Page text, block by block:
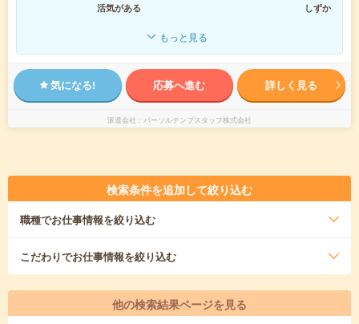
活気がある
しずか
もっと見る
気になる! 応募へ進む 詳しく見る
派遣会社 パーソルテンプスタッフ株式会社
検索条件を追加して絞り込む
職種でお仕事情報を絞り込む
こだわりでお仕事情報を絞り込む
他の検索結果ページを見る